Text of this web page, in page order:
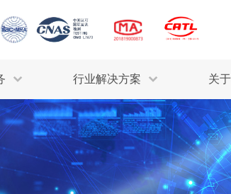
行业解决方案 关
检测服务
污水检测
废气检测
行业解决方案
INDUSTRY